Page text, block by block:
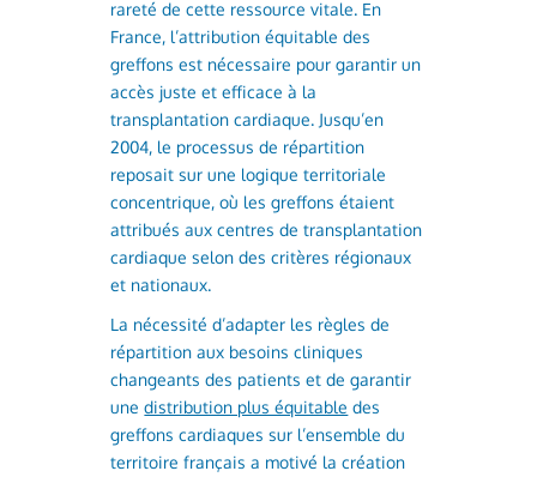
rareté de cette ressource vitale. En
France, l’attribution équitable des
greffons est nécessaire pour garantir un
accès juste et efficace à la
transplantation cardiaque. Jusqu’en
2004, le processus de répartition
reposait sur une logique territoriale
concentrique, où les greffons étaient
attribués aux centres de transplantation
cardiaque selon des critères régionaux
et nationaux.
La nécessité d’adapter les règles de
répartition aux besoins cliniques
changeants des patients et de garantir
unedistribution plus équitable des
greffons cardiaques sur l’ensemble du
territoire français a motivé la création